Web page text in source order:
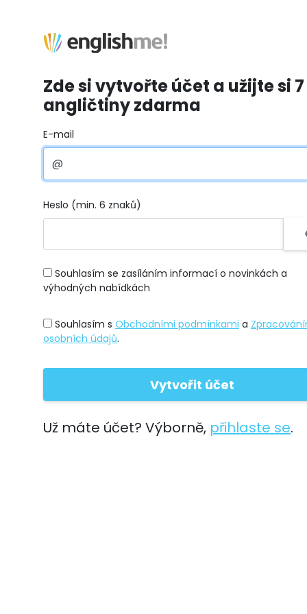
Zde si vytvořte účet a užijte si
angličtiny zdarma
E-mail
Heslo (min. 6 znaků)
Souhlasím se zasíláním informací o novinkách a
výhodných nabídkách
Souhlasím s Obchodními podmínkami a
osobních údajů.
Už máte účet? Výborně, přihlaste se.